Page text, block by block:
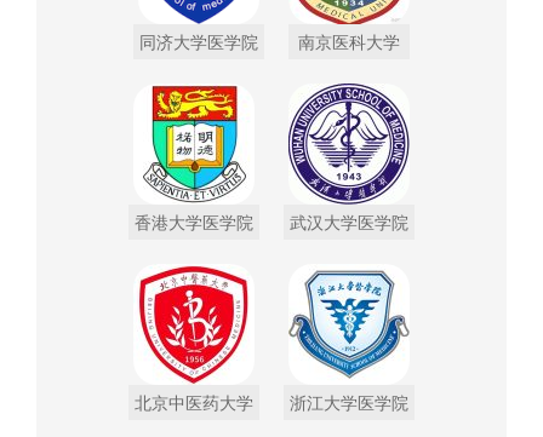
同济大学医学院 南京医科大学
香港大学医学院 武汉大学医学院
北京中医药大学 浙江大学医学院